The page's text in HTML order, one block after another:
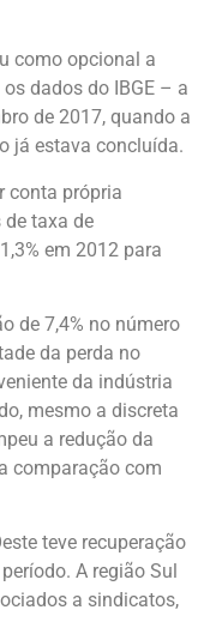
como opcional a
dados do IBGE – a
de 2017, quando a
já estava concluída.
conta própria
taxa de
em 2012 para
de 7,4% no número
da perda no
da indústria
mesmo a discreta
a redução da
comparação com
teve recuperação
A região Sul
a sindicatos,